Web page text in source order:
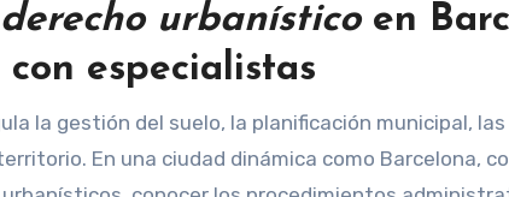
derecho urbanísticoen
especialistas
la gestión del suelo, la planificación municipal,
En una ciudad dinámica como Barcelona,